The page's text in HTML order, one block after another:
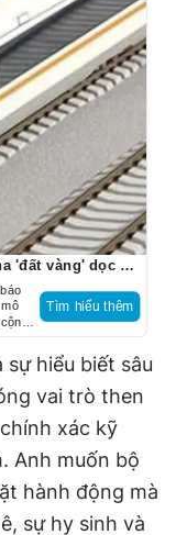
Chi tiết quy hoạch TOD hàng ngàn ha 'đất vàng' dọc đường sắt TP.HCM - Cần Thơ
án
Tìm hiểu thêm
hiểu biết sâu
vai trò then
xác kỹ
Anh muốn bộ
hành động mà
sự hy sinh và